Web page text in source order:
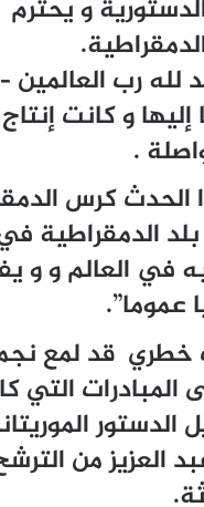
و يحترم
لله رب
و كانت
.
الحدث كرس
الدمقراطية
في العالم و و
عموما”.
خطري قد لمع
التي
الدستور
العزيز من